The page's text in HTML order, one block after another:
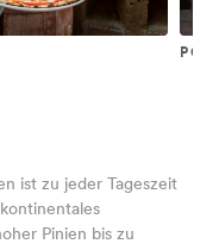
ist zu jeder Tageszeit
Pinien bis zu